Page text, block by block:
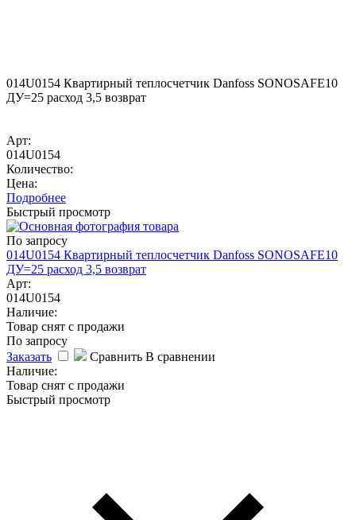
014U0154 Квартирный теплосчетчик Danfoss SONOSAFE10
ДУ=25 расход 3,5 возврат
Арт:
014U0154
Количество:
Цена:
Подробнее
Быстрый просмотр
По запросу
014U0154 Квартирный теплосчетчик Danfoss SONOSAFE10
ДУ=25 расход 3,5 возврат
Арт:
014U0154
Наличие:
Товар снят с продажи
По запросу
Заказать
Сравнить В сравнении
Наличие:
Товар снят с продажи
Быстрый просмотр